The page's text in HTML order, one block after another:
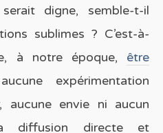
digne, semble-t-il
sublimes ? C’est-à-
à notre époque, être
expérimentation
aucune envie ni aucun
diffusion directe et